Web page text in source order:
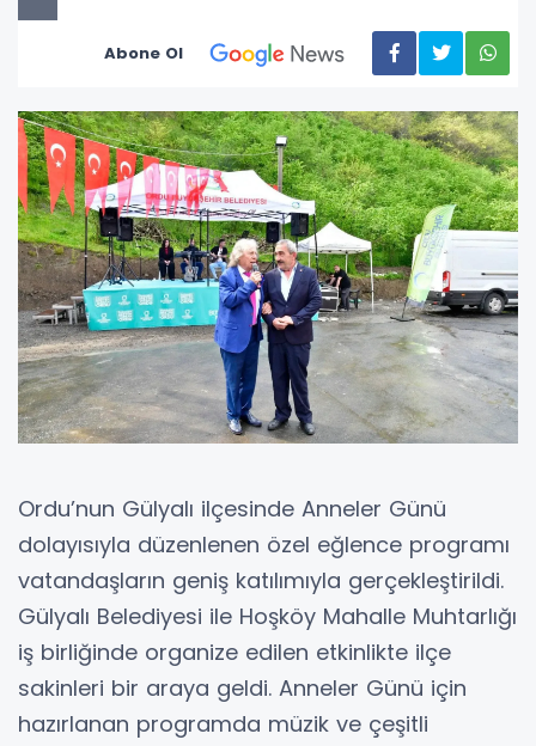
Abone Ol
Ordu’nun Gülyalı ilçesinde Anneler Günü
dolayısıyla düzenlenen özel eğlence programı
vatandaşların geniş katılımıyla gerçekleştirildi.
Gülyalı Belediyesi ile Hoşköy Mahalle Muhtarlığı
iş birliğinde organize edilen etkinlikte ilçe
sakinleri bir araya geldi. Anneler Günü için
hazırlanan programda müzik ve çeşitli